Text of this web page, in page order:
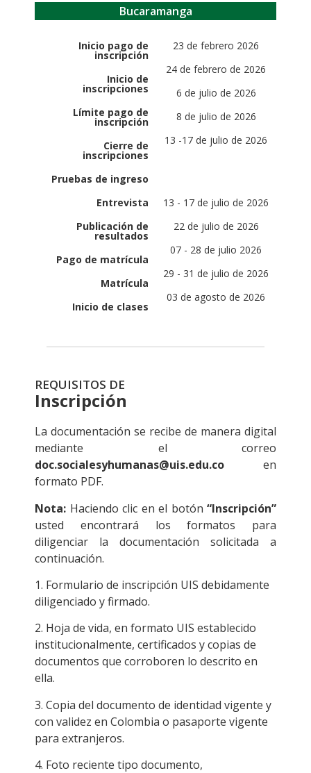
Bucaramanga
Inicio pago de
inscripción
Inicio de
inscripciones
Límite pago de
inscripción
Cierre de
inscripciones
Pruebas de ingreso
23 de febrero 2026
24 de febrero de 2026
6 de julio de 2026
8 de julio de 2026
13 -17 de julio de 2026
Entrevista
Publicación de
resultados
Pago de matrícula
Matrícula
Inicio de clases
13 - 17 de julio de 2026
22 de julio de 2026
07 - 28 de julio 2026
29 - 31 de julio de 2026
03 de agosto de 2026
REQUISITOS DE
Inscripción
La documentación se recibe de manera digital
mediante el correo
doc.socialesyhumanas@uis.edu.co en
formato PDF.
Nota: Haciendo clic en el botón “Inscripción”
usted encontrará los formatos para
diligenciar la documentación solicitada a
continuación.
1. Formulario de inscripción UIS debidamente
diligenciado y firmado.
2. Hoja de vida, en formato UIS establecido
institucionalmente, certificados y copias de
documentos que corroboren lo descrito en
ella.
3. Copia del documento de identidad vigente y
con validez en Colombia o pasaporte vigente
para extranjeros.
4. Foto reciente tipo documento,